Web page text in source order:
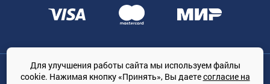
Общество с ограниченной ответственностью «ТРЕЙДКОН», ОГРН:
Для улучшения работы сайта мы используем файлы
cookie. Нажимая кнопку «Принять», Вы даетесогласие на